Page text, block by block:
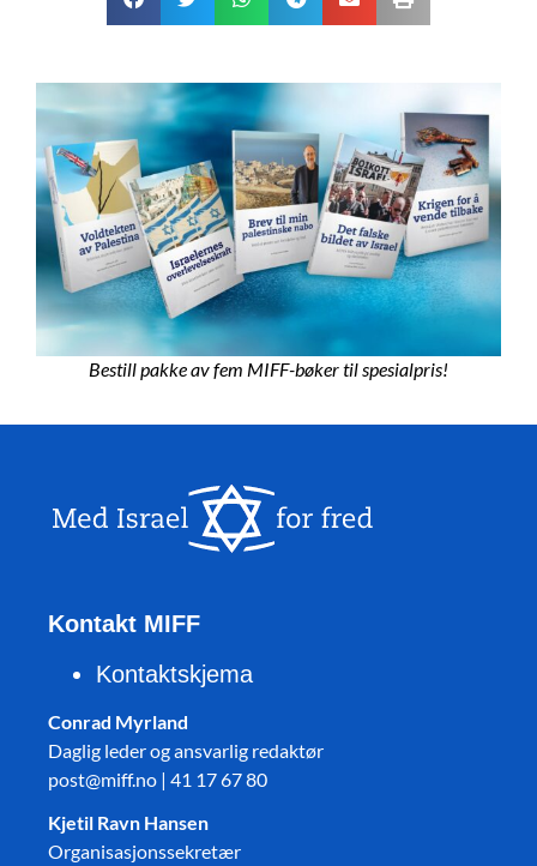
Bestill pakke av fem MIFF-bøker til spesialpris!
Kontakt MIFF
Kontaktskjema
Conrad Myrland
Daglig leder og ansvarlig redaktør
post@miff.no | 41 17 67 80
Kjetil Ravn Hansen
Organisasjonssekretær